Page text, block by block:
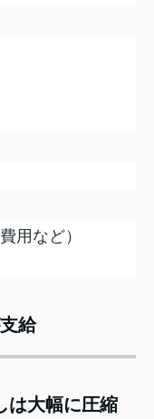
用など）
給
は大幅に圧縮